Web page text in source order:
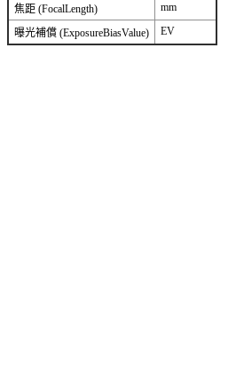
焦距 (FocalLength) mm
曝光補償 (ExposureBiasValue) EV